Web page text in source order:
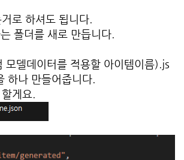
로 하셔도 됩니다.
폴더를 새로 만듭니다.
모델데이터를 적용할 아이템이름).js
하나 만들어줍니다.
게요.